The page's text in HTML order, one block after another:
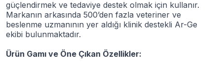
güçlendirmek ve tedaviye destek olmak için kullanır.
Markanın arkasında 500’den fazla veteriner ve
beslenme uzmanının yer aldığı klinik destekli Ar-Ge
ekibi bulunmaktadır.
Ürün Gamı ve Öne Çıkan Özellikler: